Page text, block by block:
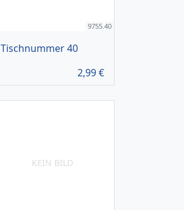
9755.40
Tischnummer 40
2,99€
KEIN BILD